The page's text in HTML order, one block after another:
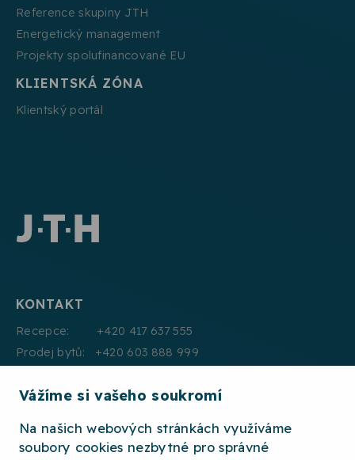
Vážíme si vašeho soukromí
Na našich webových stránkách využíváme
soubory cookies nezbytné pro správné
Reference skupiny JTH
Energetický management
Projekty spolufinancované EU
KLIENTSKÁ ZÓNA
Klientský portál
KONTAKT
Recepce: +420 417 637 555
Prodej bytů: +420 603 888 999
E:mail: info@jth.cz